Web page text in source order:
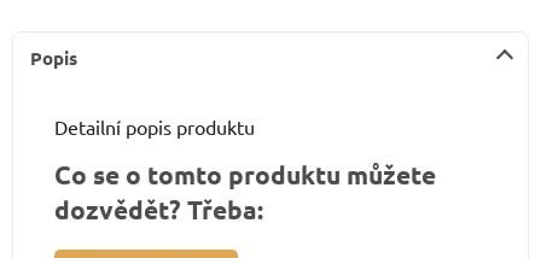
Popis
Detailní popis produktu
Co se o tomto produktu můžete
dozvědět? Třeba: